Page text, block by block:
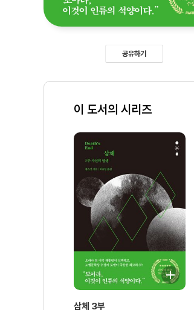
공유하기
이 도서의 시리즈
삼체 3부